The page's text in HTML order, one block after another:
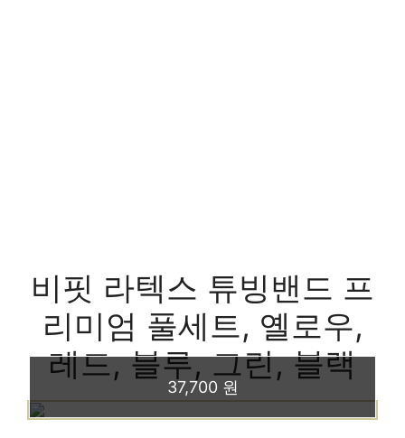
비핏 라텍스 튜빙밴드 프
리미엄 풀세트, 옐로우,
레드, 블루, 그린, 블랙
37,700 원